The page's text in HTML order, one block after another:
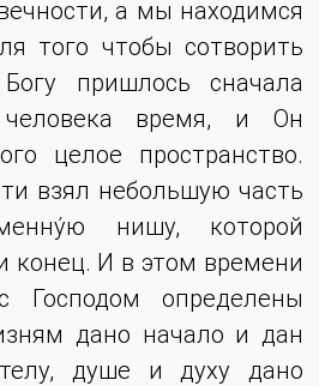
а мы находимся
того чтобы сотворить
пришлось сначала
время, и Он
целое пространство.
взял небольшую часть
нишу, которой
конец. И в этом времени
Господом определены
дано начало и дан
душе и духу дано